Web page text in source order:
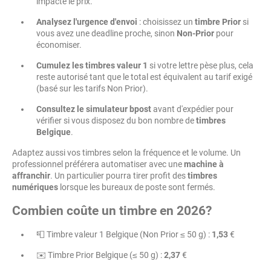
Analysez l'urgence d'envoi : choisissez un timbre Prior si
vous avez une deadline proche, sinon Non-Prior pour
économiser.
Cumulez les timbres valeur 1 si votre lettre pèse plus, cela
reste autorisé tant que le total est équivalent au tarif exigé
(basé sur les tarifs Non Prior).
Consultez le simulateur bpostavant d'expédier pour
vérifier si vous disposez du bon nombre detimbres
Belgique.
Adaptez aussi vos timbres selon la fréquence et le volume. Un
professionnel préférera automatiser avec unemachine à
affranchir. Un particulier pourra tirer profit destimbres
numériques lorsque les bureaux de poste sont fermés.
Combien coûte un timbre en 2026?
📮 Timbre valeur 1 Belgique (Non Prior ≤ 50 g) : 1,53€
✉️ Timbre Prior Belgique (≤ 50 g) :2,37€